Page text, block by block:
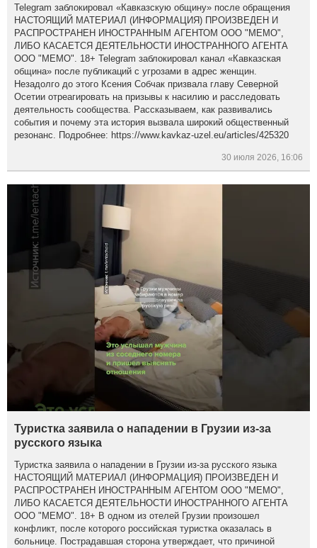
Telegram заблокировал «Кавказскую общину» после обращения
НАСТОЯЩИЙ МАТЕРИАЛ (ИНФОРМАЦИЯ) ПРОИЗВЕДЕН И
РАСПРОСТРАНЕН ИНОСТРАННЫМ АГЕНТОМ ООО "МЕМО",
ЛИБО КАСАЕТСЯ ДЕЯТЕЛЬНОСТИ ИНОСТРАННОГО АГЕНТА
ООО "МЕМО". 18+ Telegram заблокировал канал «Кавказская
община» после публикаций с угрозами в адрес женщин.
Незадолго до этого Ксения Собчак призвала главу Северной
Осетии отреагировать на призывы к насилию и расследовать
деятельность сообщества. Рассказываем, как развивались
события и почему эта история вызвала широкий общественный
резонанс. Подробнее: https://www.kavkaz-uzel.eu/articles/425320
30 июля 2026, 16:06
Туристка заявила о нападении в Грузии из-за
русского языка
Туристка заявила о нападении в Грузии из-за русского языка
НАСТОЯЩИЙ МАТЕРИАЛ (ИНФОРМАЦИЯ) ПРОИЗВЕДЕН И
РАСПРОСТРАНЕН ИНОСТРАННЫМ АГЕНТОМ ООО "МЕМО",
ЛИБО КАСАЕТСЯ ДЕЯТЕЛЬНОСТИ ИНОСТРАННОГО АГЕНТА
ООО "МЕМО". 18+ В одном из отелей Грузии произошел
конфликт, после которого российская туристка оказалась в
больнице. Пострадавшая сторона утверждает, что причиной